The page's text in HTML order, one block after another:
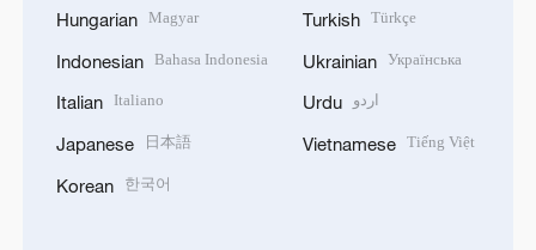
Hungarian Magyar
Indonesian Bahasa Indonesia
Italian Italiano
Japanese 日本語
Korean 한국어
Turkish Türkçe
Ukrainian Українська
Urdu اردو
Vietnamese Tiếng Việt